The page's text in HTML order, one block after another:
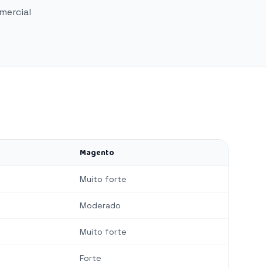
Magento
Muito forte
Moderado
Muito forte
Forte